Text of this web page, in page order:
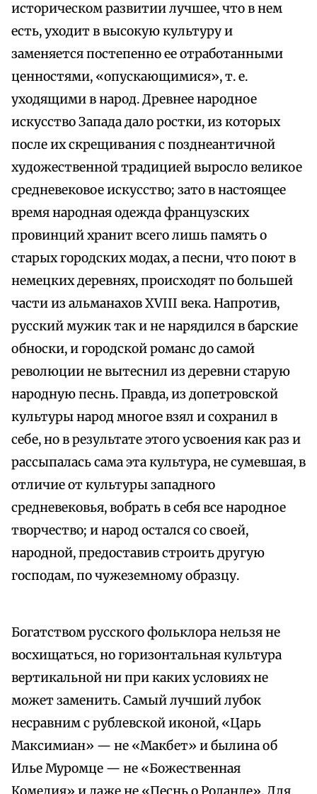
историческом развитии лучшее, что в нем
есть, уходит в высокую культуру и
заменяется постепенно ее отработанными
ценностями, «опускающимися», т. е.
уходящими в народ. Древнее народное
искусство Запада дало ростки, из которых
после их скрещивания с позднеантичной
художественной традицией выросло великое
средневековое искусство; зато в настоящее
время народная одежда французских
провинций хранит всего лишь память о
старых городских модах, а песни, что поют в
немецких деревнях, происходят по большей
части из альманахов XVIII века. Напротив,
русский мужик так и не нарядился в барские
обноски, и городской романс до самой
революции не вытеснил из деревни старую
народную песнь. Правда, из допетровской
культуры народ многое взял и сохранил в
себе, но в результате этого усвоения как раз и
рассыпалась сама эта культура, не сумевшая, в
отличие от культуры западного
средневековья, вобрать в себя все народное
творчество; и народ остался со своей,
народной, предоставив строить другую
господам, по чужеземному образцу.
Богатством русского фольклора нельзя не
восхищаться, но горизонтальная культура
вертикальной ни при каких условиях не
может заменить. Самый лучший лубок
несравним с рублевской иконой, «Царь
Максимиан» — не «Макбет» и былина об
Илье Муромце — не «Божественная